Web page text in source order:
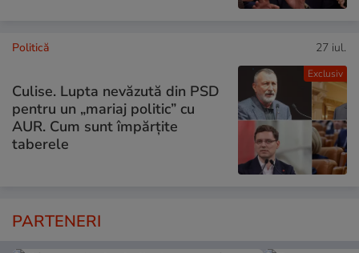
Exclusiv
Politică 27 iul.
Culise. Lupta nevăzută din PSD
pentru un „mariaj politic” cu
AUR. Cum sunt împărțite
taberele
PARTENERI